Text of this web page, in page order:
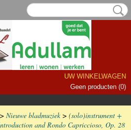
UW WINKELWAGEN
Geen producten (0)
Nieuwe bladmuziek> (solo)instrument +
and Rondo Capriccioso, Op. 28